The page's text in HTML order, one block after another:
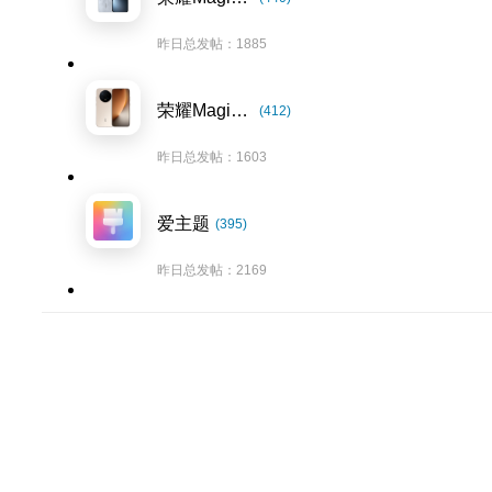
昨日总发帖：1885
荣耀Magic8系列 (412)
昨日总发帖：1603
爱主题 (395)
昨日总发帖：2169